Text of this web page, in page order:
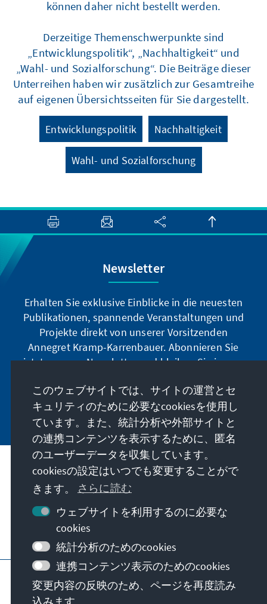
können daher nicht bestellt werden.
Derzeitige Themenschwerpunkte sind
„Entwicklungspolitik“, „Nachhaltigkeit“ und
„Wahl- und Sozialforschung“. Die Beiträge dieser
Unterreihen haben wir zusätzlich zur Gesamtreihe
auf eigenen Übersichtsseiten für Sie dargestellt.
Entwicklungspolitik Nachhaltigkeit
Wahl- und Sozialforschung
Newsletter
Erhalten Sie exklusive Einblicke in die neuesten
Publikationen, spannende Veranstaltungen und
Projekte direkt von unserer Vorsitzenden
Annegret Kramp-Karrenbauer. Abonnieren Sie
jetzt unseren Newsletter und bleiben Sie immer
Jetzt abonnieren
私たちのミッション
お問い合わせ
こちらもご覧ください
当サイトについて
プライバシーポリシー
利用規約
Erklärung zur Barrierefreiheit
このウェブサイトでは、サイトの運営とセ
キュリティのために必要なcookiesを使用し
ています。また、統計分析や外部サイトと
の連携コンテンツを表示するために、匿名
のユーザーデータを収集しています。
cookiesの設定はいつでも変更することがで
きます。 さらに読む
ウェブサイトを利用するのに必要な
cookies
統計分析のためのcookies
連携コンテンツ表示のためのcookies
変更内容の反映のため、ページを再度読み